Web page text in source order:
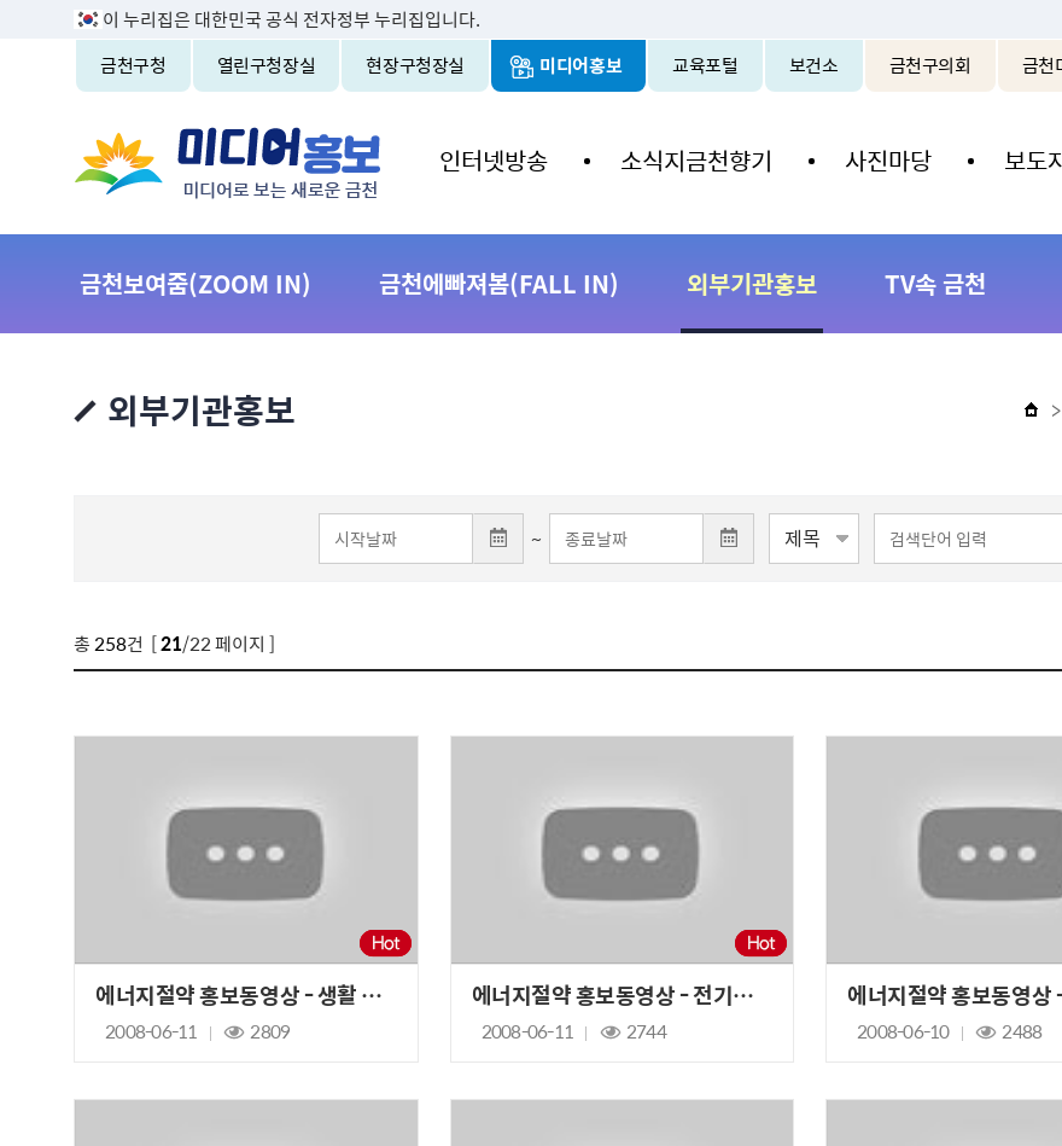
이 누리집은 대한민국 공식 전자정부 누리집입니다.
금천구청
열린구청장실 현장구청장실 미디어홍보 교육포털 보건소 금천구의회 금천
인터넷방송 소식지금천향기 사진마당 보도
금천보여줌(ZOOM IN) 금천에빠져봄(FALL IN) 외부기관홍보 TV속 금천
외부기관홍보
~
총258건 [21/22 페이지 ]
에너지절약 홍보동영상 - 생활 속 뉴에너지
2008-06-11 2809
에너지절약 홍보동영상 - 전기절약방법
2008-06-11 2744 2008-06-10 2488